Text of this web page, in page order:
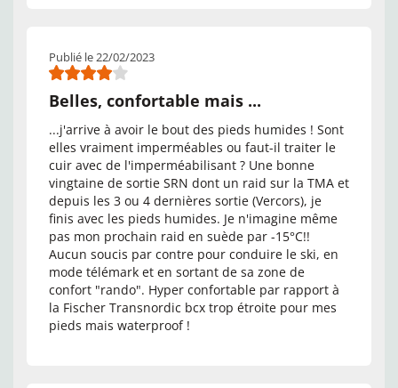
Publié le 22/02/2023
Belles, confortable mais ...
...j'arrive à avoir le bout des pieds humides ! Sont
elles vraiment imperméables ou faut-il traiter le
cuir avec de l'imperméabilisant ? Une bonne
vingtaine de sortie SRN dont un raid sur la TMA et
depuis les 3 ou 4 dernières sortie (Vercors), je
finis avec les pieds humides. Je n'imagine même
pas mon prochain raid en suède par -15°C!!
Aucun soucis par contre pour conduire le ski, en
mode télémark et en sortant de sa zone de
confort "rando". Hyper confortable par rapport à
la Fischer Transnordic bcx trop étroite pour mes
pieds mais waterproof !